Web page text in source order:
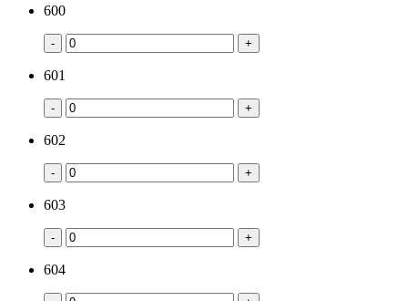
600
- +
601
- +
602
- +
603
- +
604